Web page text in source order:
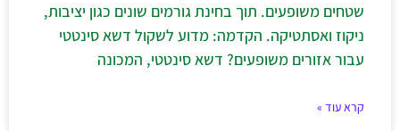
שטחים משופעים. תוך בחינת גורמים שונים כגון יציבות,
ניקוז ואסתטיקה. הקדמה: מדוע לשקול דשא סינטטי
עבור אזורים משופעים? דשא סינטטי, המכונה
קרא עוד »